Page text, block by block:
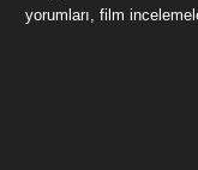
yorumları, film